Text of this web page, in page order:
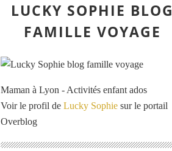
LUCKY SOPHIE BLOG
FAMILLE VOYAGE
Maman à Lyon - Activités enfant ados
Voir le profil de Lucky Sophie sur le portail
Overblog